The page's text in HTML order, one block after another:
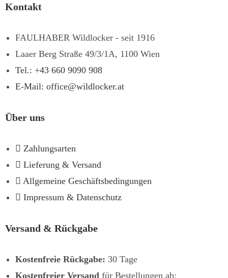
Kontakt
FAULHABER Wildlocker - seit 1916
Laaer Berg Straße 49/3/1A, 1100 Wien
Tel.: +43 660 9090 908
E-Mail: office@wildlocker.at
Über uns
Zahlungsarten
Lieferung & Versand
Allgemeine Geschäftsbedingungen
Impressum & Datenschutz
Versand & Rückgabe
Kostenfreie Rückgabe: 30 Tage
Kostenfreier Versand für Bestellungen ab: